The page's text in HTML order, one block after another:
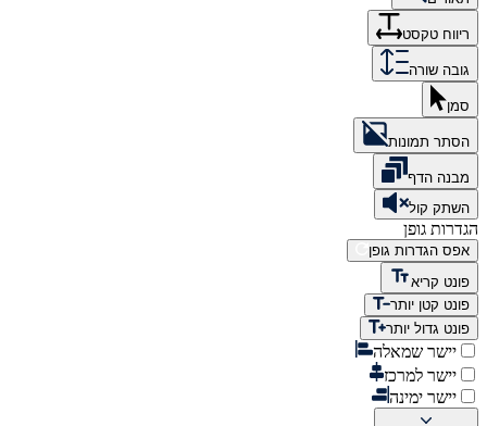
ריווח טקסט
גובה שורה
סמן
הסתר תמונות
מבנה הדף
השתק קול
הגדרות גופן
אפס הגדרות גופן
פונט קריא
פונט קטן יותר
פונט גדול יותר
יישר שמאלה
יישר למרכז
יישר ימינה